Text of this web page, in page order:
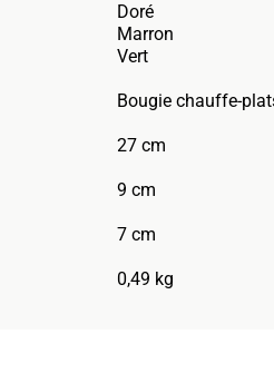
Doré
Marron
Vert
Bougie chauffe-
27 cm
9 cm
7 cm
0,49 kg